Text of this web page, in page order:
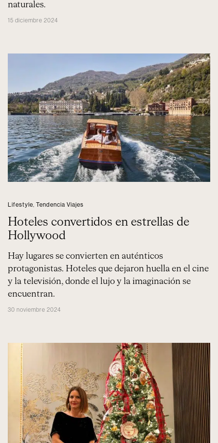
naturales.
15 diciembre 2024
Lifestyle Tendencia Viajes
Hoteles convertidos en estrellas de
Hollywood
Hay lugares se convierten en auténticos
protagonistas. Hoteles que dejaron huella en el cine
y la televisión, donde el lujo y la imaginación se
encuentran.
30 noviembre 2024